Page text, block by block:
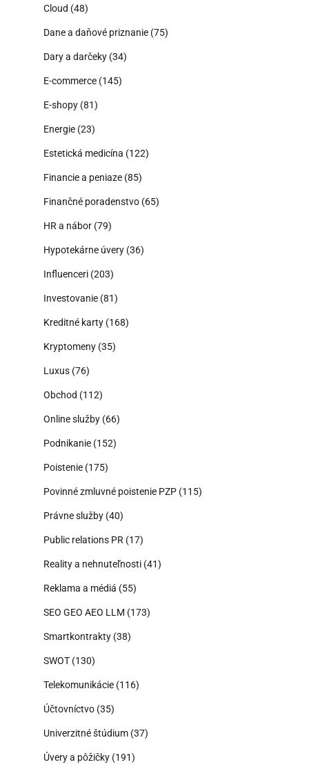
Cloud (48)
Dane a daňové priznanie (75)
Dary a darčeky (34)
E-commerce (145)
E-shopy (81)
Energie (23)
Estetická medicína (122)
Financie a peniaze (85)
Finančné poradenstvo (65)
HR a nábor (79)
Hypotekárne úvery (36)
Influenceri (203)
Investovanie (81)
Kreditné karty (168)
Kryptomeny (35)
Luxus (76)
Obchod (112)
Online služby (66)
Podnikanie (152)
Poistenie (175)
Povinné zmluvné poistenie PZP (115)
Právne služby (40)
Public relations PR (17)
Reality a nehnuteľnosti (41)
Reklama a médiá (55)
SEO GEO AEO LLM (173)
Smartkontrakty (38)
SWOT (130)
Telekomunikácie (116)
Účtovníctvo (35)
Univerzitné štúdium (37)
Úvery a pôžičky (191)